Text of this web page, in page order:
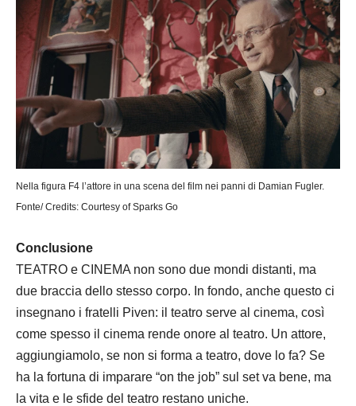
Nella figura F4 l’attore in una scena del film nei panni di Damian Fugler.
Fonte/ Credits: Courtesy of Sparks Go
Conclusione
TEATRO e CINEMA non sono due mondi distanti, ma
due braccia dello stesso corpo. In fondo, anche questo ci
insegnano i fratelli Piven: il teatro serve al cinema, così
come spesso il cinema rende onore al teatro. Un attore,
aggiungiamolo, se non si forma a teatro, dove lo fa? Se
ha la fortuna di imparare “on the job” sul set va bene, ma
la vita e le sfide del teatro restano uniche.